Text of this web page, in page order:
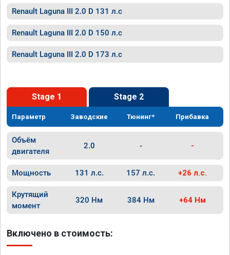
Renault Laguna III 2.0 D 131 л.с
Renault Laguna III 2.0 D 150 л.с
Renault Laguna III 2.0 D 173 л.с
Stage 1 Stage 2
Параметр Заводские Тюнинг* Прибавка
Объём
двигателя
2.0 - -
Мощность 131 л.с. 157 л.с. +26 л.с.
Крутящий
момент
320 Нм 384 Нм +64 Нм
Включено в стоимость: